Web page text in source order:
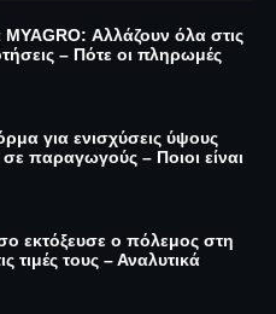
Αλλάζουν όλα στις
– Πότε οι πληρωμές
για ενισχύσεις ύψους
παραγωγούς – Ποιοι είναι
εκτόξευσε ο πόλεμος στη
τιμές τους – Αναλυτικά